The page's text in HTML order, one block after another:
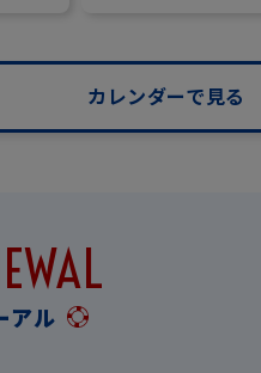
カレンダーで見る
アル